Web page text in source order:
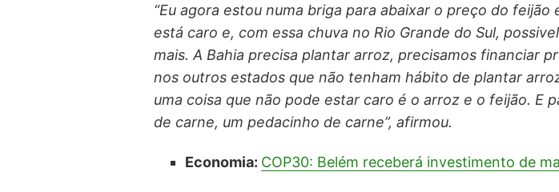
“Eu agora estou numa briga para abaixar o preço do feijão
está caro e, com essa chuva no Rio Grande do Sul,
mais. A Bahia precisa plantar arroz, precisamos financiar
nos outros estados que não tenham hábito de plantar
uma coisa que não pode estar caro é o arroz e o feijão. E
de carne, um pedacinho de carne”, afirmou.
Economia: COP30: Belém receberá investimento de